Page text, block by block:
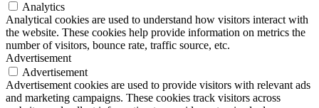
Analytics
Analytical cookies are used to understand how visitors interact with
the website. These cookies help provide information on metrics the
number of visitors, bounce rate, traffic source, etc.
Advertisement
Advertisement
Advertisement cookies are used to provide visitors with relevant ads
and marketing campaigns. These cookies track visitors across